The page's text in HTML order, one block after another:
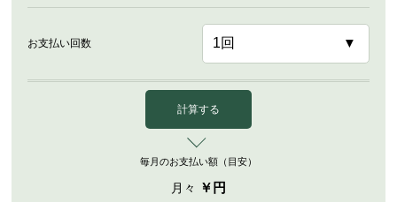
お支払い回数
計算する
毎月のお支払い額（目安）
月々 ￥ 円